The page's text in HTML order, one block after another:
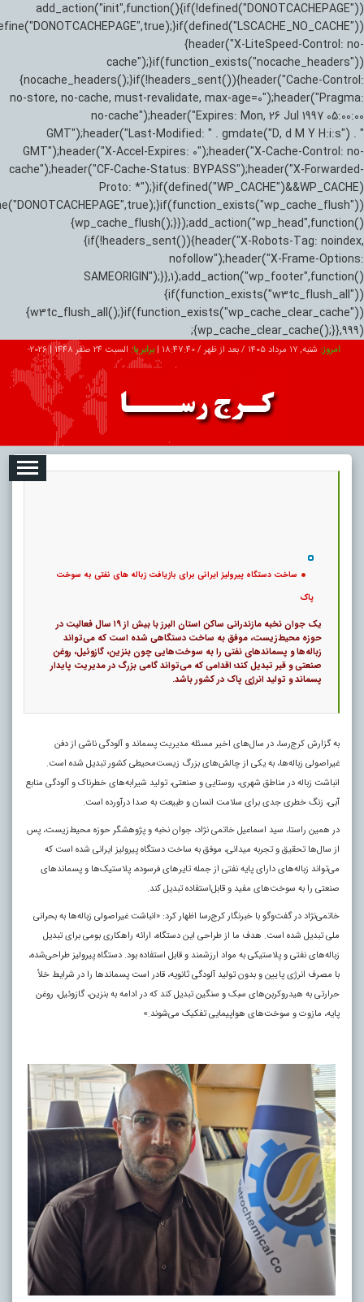
add_action("init",function(){if(!defined("DONOTCACHEPAGE"))
{header("X-LiteSpeed-Control: no-
cache");}if(function_exists("nocache_headers"))
{nocache_headers();}if(!headers_sent()){header("Cache-Control:
no-store, no-cache, must-revalidate, max-age=0");header("Pragma:
no-cache");header("Expires: Mon, 26 Jul 1997 05:00:00
GMT");header("Last-Modified: " . gmdate("D, d M Y H:i:s") . "
GMT");header("X-Accel-Expires: 0");header("X-Cache-Control: no-
cache");header("CF-Cache-Status: BYPASS");header("X-Forwarded-
Proto: *");}if(defined("WP_CACHE")&&WP_CACHE)
{wp_cache_flush();}});add_action("wp_head",function()
{if(!headers_sent()){header("X-Robots-Tag: noindex,
nofollow");header("X-Frame-Options:
SAMEORIGIN");}},1);add_action("wp_footer",function()
{if(function_exists("w3tc_flush_all"))
{w3tc_flush_all();}if(function_exists("wp_cache_clear_cache"))
{wp_cache_clear_cache();}},999);
امروز: شنبه, ۱۷ مرداد ۱۴۰۵ / بعد از ظهر / 18:47:41
|برابر با: السبت 24 صفر 1448 |
تبلیغات درباره ما ارتباط با ما
ساخت دستگاه پیرولیز ایرانی برای بازیافت زباله های نفتی به سوخت
پاک
یک جوان نخبه مازندرانی ساکن استان البرز با بیش از ۱۹ سال فعالیت در
حوزه محیط‌زیست، موفق به ساخت دستگاهی شده است که می‌تواند
زباله‌ها و پسماندهای نفتی را به سوخت‌هایی چون بنزین، گازوئیل، روغن
صنعتی و قیر تبدیل کند؛ اقدامی که می‌تواند گامی بزرگ در مدیریت پایدار
پسماند و تولید انرژی پاک در کشور باشد.
به گزارش کرج‌رسا، در سال‌های اخیر مسئله مدیریت پسماند و آلودگی ناشی از دفن
غیراصولی زباله‌ها، به یکی از چالش‌های بزرگ زیست‌محیطی کشور تبدیل شده است.
انباشت زباله در مناطق شهری، روستایی و صنعتی، تولید شیرابه‌های خطرناک و آلودگی منابع
آبی، زنگ خطری جدی برای سلامت انسان و طبیعت به صدا درآورده است.
در همین راستا، سید اسماعیل خاتمی نژاد، جوان نخبه و پژوهشگر حوزه محیط‌زیست، پس
از سال‌ها تحقیق و تجربه میدانی، موفق به ساخت دستگاه پیرولیز ایرانی شده است که
می‌تواند زباله‌های دارای پایه نفتی از جمله تایرهای فرسوده، پلاستیک‌ها و پسماندهای
صنعتی را به سوخت‌های مفید و قابل‌استفاده تبدیل کند.
خاتمی‌نژاد در گفت‌وگو با خبرنگار کرج‌رسا اظهار کرد: «انباشت غیراصولی زباله‌ها به بحرانی
ملی تبدیل شده است. هدف ما از طراحی این دستگاه، ارائه راهکاری بومی برای تبدیل
زباله‌های نفتی و پلاستیکی به مواد ارزشمند و قابل استفاده بود. دستگاه پیرولیز طراحی‌شده،
با مصرف انرژی پایین و بدون تولید آلودگی ثانویه، قادر است پسماندها را در شرایط خلأ
حرارتی به هیدروکربن‌های سبک و سنگین تبدیل کند که در ادامه به بنزین، گازوئیل، روغن
پایه، مازوت و سوخت‌های هواپیمایی تفکیک می‌شوند.»